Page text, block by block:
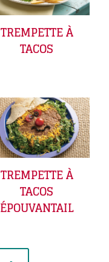
TREMPETTE À
TACOS
TREMPETTE À
TACOS
ÉPOUVANTAIL